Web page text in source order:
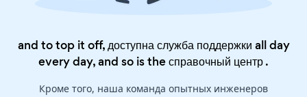
and to top it off, доступна служба поддержки all day
every day, and so is theсправочный центр.
Кроме того, наша команда опытных инженеров